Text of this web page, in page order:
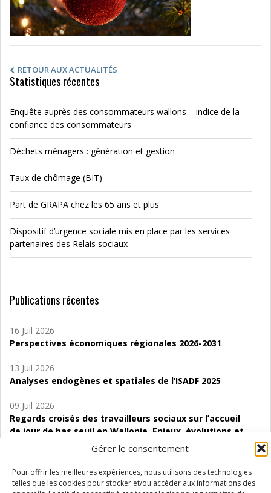
Gérer le consentement
Pour offrir les meilleures expériences, nous utilisons des technologies
telles que les cookies pour stocker et/ou accéder aux informations des
RETOUR AUX ACTUALITÉS
Statistiques récentes
Enquête auprès des consommateurs wallons – indice de la
confiance des consommateurs
Déchets ménagers : génération et gestion
Taux de chômage (BIT)
Part de GRAPA chez les 65 ans et plus
Dispositif d’urgence sociale mis en place par les services
partenaires des Relais sociaux
Publications récentes
16 Juil 2026
Perspectives économiques régionales 2026-2031
13 Juil 2026
Analyses endogènes et spatiales de l’ISADF 2025
09 Juil 2026
Regards croisés des travailleurs sociaux sur l’accueil
de jour de bas seuil en Wallonie. Enjeux, évolutions et
06 Juil 2026
Étude d’évaluabilité des Structures